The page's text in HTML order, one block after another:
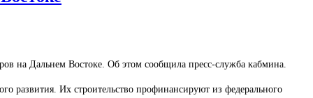
на Дальнем Востоке. Об этом сообщила пресс-служба кабмина.
развития. Их строительство профинансируют из федерального